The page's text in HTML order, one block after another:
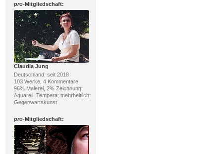
pro-Mitgliedschaft:
Claudia Jung
Deutschland, seit 2018
103 Werke, 4 Kommentare
96% Malerei, 2% Zeichnung;
Aquarell, Tempera; mehrheitlich:
Gegenwartskunst
pro-Mitgliedschaft: